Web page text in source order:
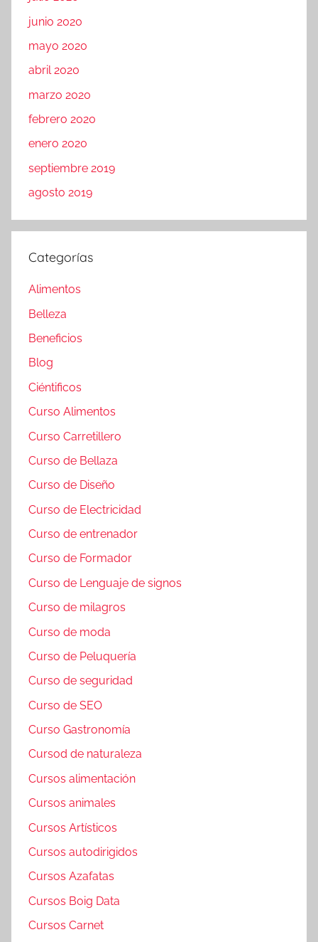
junio 2020
mayo 2020
abril 2020
marzo 2020
febrero 2020
enero 2020
septiembre 2019
agosto 2019
Categorías
Alimentos
Belleza
Beneficios
Blog
Ciéntificos
Curso Alimentos
Curso Carretillero
Curso de Bellaza
Curso de Diseño
Curso de Electricidad
Curso de entrenador
Curso de Formador
Curso de Lenguaje de signos
Curso de milagros
Curso de moda
Curso de Peluquería
Curso de seguridad
Curso de SEO
Curso Gastronomía
Cursod de naturaleza
Cursos alimentación
Cursos animales
Cursos Artísticos
Cursos autodirigidos
Cursos Azafatas
Cursos Boig Data
Cursos Carnet